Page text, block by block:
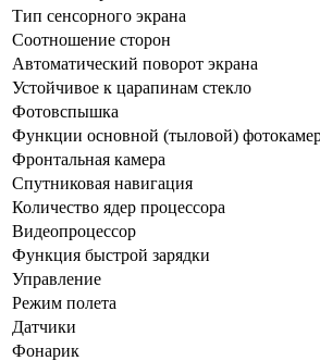
Тип сенсорного экрана
Соотношение сторон
Автоматический поворот экрана
Устойчивое к царапинам стекло
Фотовспышка
Функции основной (тыловой)
Фронтальная камера
Спутниковая навигация
Количество ядер процессора
Видеопроцессор
Функция быстрой зарядки
Управление
Режим полета
Датчики
Фонарик